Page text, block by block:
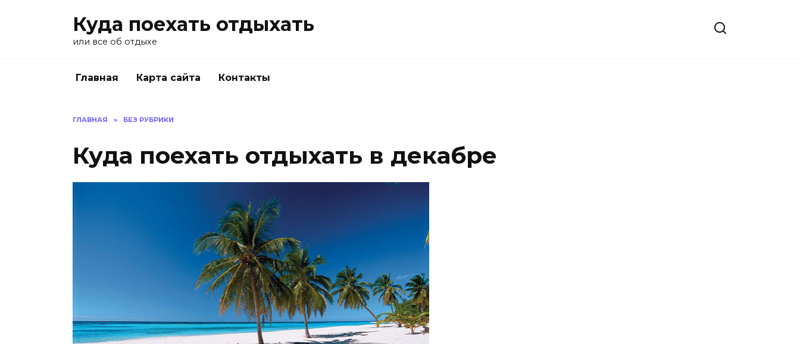
Куда поехать отдыхать
или все об отдыхе
Главная Карта сайта Контакты
ГЛАВНАЯ » БЕЗ РУБРИКИ
Куда поехать отдыхать в декабре